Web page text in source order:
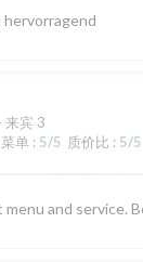
hervorragend
来宾 3
菜单 : 5/5 质价比 : 5/5
and service.